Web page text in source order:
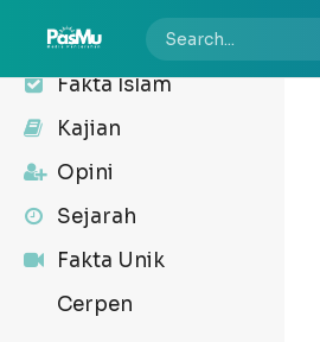
Kabar
Fakta Islam
Kajian
Opini
Sejarah
Fakta Unik
Cerpen